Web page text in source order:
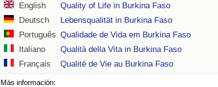
English
Quality of Life in Burkina Faso
Deutsch
Lebensqualität in Burkina Faso
Português Qualidade de Vida em Burkina Faso
Italiano
Qualità della Vita in Burkina Faso
Français
Qualité de Vie au Burkina Faso
Más información:
en aqaba
Delincuencia
Calificación del Índice de Criminalidad
(Actual)
Índice de Criminalidad